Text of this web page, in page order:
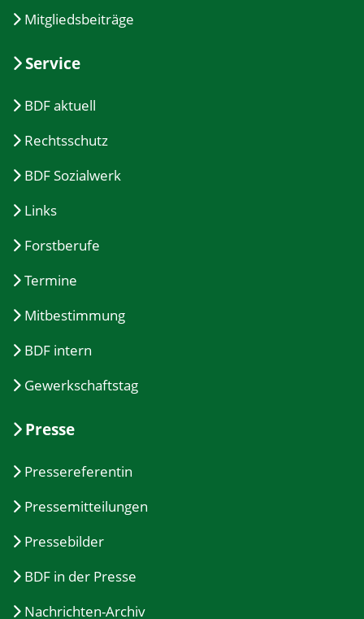
Mitgliedsbeiträge
Service
BDF aktuell
Rechtsschutz
BDF Sozialwerk
Links
Forstberufe
Termine
Mitbestimmung
BDF intern
Gewerkschaftstag
Presse
Pressereferentin
Pressemitteilungen
Pressebilder
BDF in der Presse
Nachrichten-Archiv